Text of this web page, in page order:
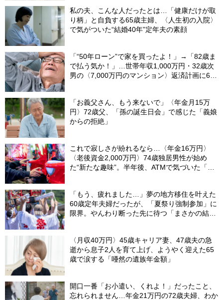
私の夫、こんな人だったとは…「健康だけが取
り柄」と自負する65歳主婦、〈人生初の入院〉
で気がついた“結婚40年”定年夫の素顔
「“50年ローン”で家を買ったよ！」→「82歳ま
で払う気か！」…世帯年収1,000万円・32歳次
男の〈7,000万円のマンション〉返済計画に61
「お義父さん、もう来ないで」〈年金月15万
円〉72歳父、「孫の誕生日会」で感じた「義娘
からの拒絶」
これで寂しさが紛れるなら…〈年金16万円〉
〈老後資金2,000万円〉74歳独居男性が始め
た“新たな趣味”。半年後、ATMで気づいた「異
「もう、疲れました…」夢の地方移住を叶えた
60歳定年夫婦だったが、「夏祭り強制参加」に
限界。やんわり断った先に待つ「まさかの結
〈月収40万円〉45歳キャリア妻、47歳夫の急
逝から息子2人を育て上げ、ようやく迎えた65
歳で涙する「唖然の遺族年金額」
開口一番「お小遣い、くれよ！」だったこと、
忘れられません…年金21万円の72歳夫婦、わか